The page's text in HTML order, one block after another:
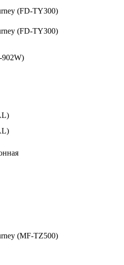
(FD-TY300)
(FD-TY300)
(MF-TZ500)